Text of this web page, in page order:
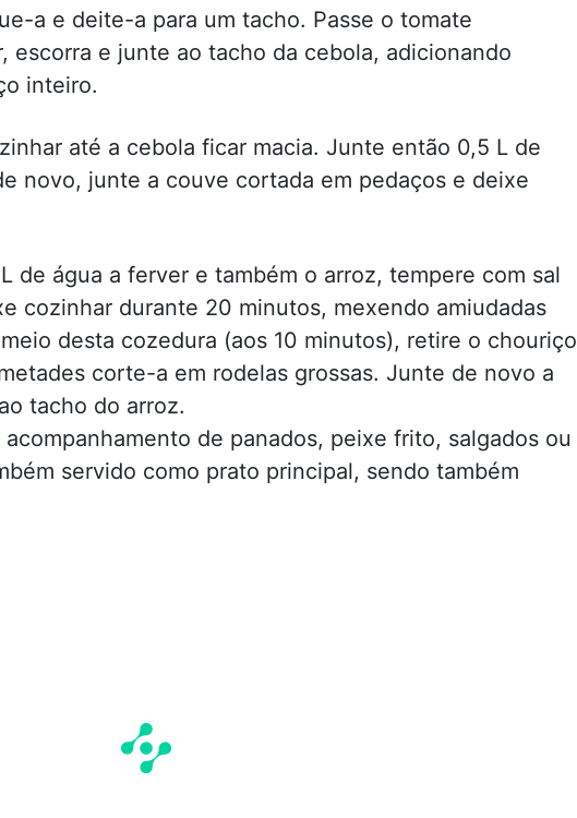
a e deite-a para um tacho. Passe o tomate
escorra e junte ao tacho da cebola, adicionando
inteiro.
até a cebola ficar macia. Junte então 0,5 L de
novo, junte a couve cortada em pedaços e deixe
de água a ferver e também o arroz, tempere com sal
cozinhar durante 20 minutos, mexendo amiudadas
desta cozedura (aos 10 minutos), retire o chouriço
corte-a em rodelas grossas. Junte de novo a
tacho do arroz.
de panados, peixe frito, salgados ou
servido como prato principal, sendo também